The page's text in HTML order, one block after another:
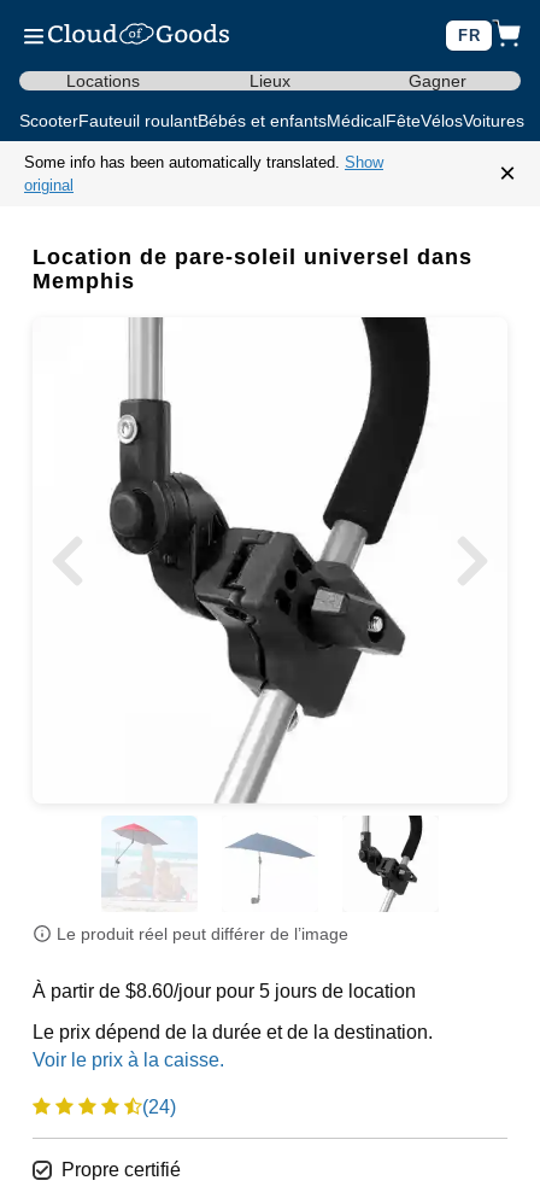
FR
Locations Lieux Gagner
ScooterFauteuil roulantBébés et enfantsMédicalFêteVélosVoitures
Some info has been automatically translated. Show
original
×
Location de pare-soleil universel dans
Memphis
Le produit réel peut différer de l’image
À partir de $8.60/jour pour 5 jours de location
Le prix dépend de la durée et de la destination.
(24)
Propre certifié